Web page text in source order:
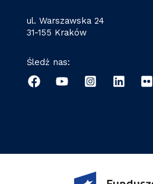
ul. Warszawska 24
31-155 Kraków
Śledź nas: